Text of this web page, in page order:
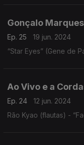
Gonçalo
Ep. 25
19 jun. 2024
“Star Eyes” (Gene de
Ao Vivo e a
Ep. 24
12 jun. 2024
Rão Kyao (flautas) -